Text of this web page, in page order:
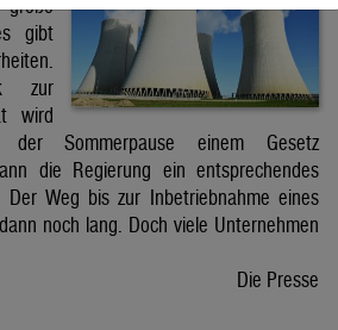
gibt
zur
wird
der Sommerpause einem Gesetz
die Regierung ein entsprechendes
Der Weg bis zur Inbetriebnahme eines
noch lang. Doch viele Unternehmen
Die Presse